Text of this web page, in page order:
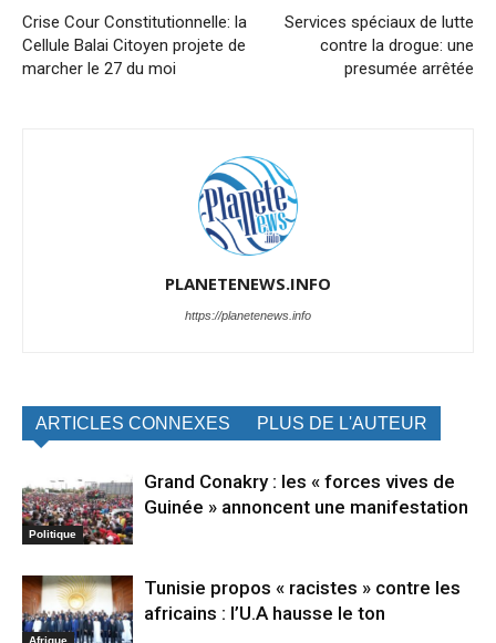
Crise Cour Constitutionnelle: la
Cellule Balai Citoyen projete de
marcher le 27 du moi
Services spéciaux de lutte
contre la drogue: une
presumée arrêtée
PLANETENEWS.INFO
https://planetenews.info
ARTICLES CONNEXES PLUS DE L'AUTEUR
Politique
Grand Conakry : les « forces vives de
Guinée » annoncent une manifestation
Tunisie propos « racistes » contre les
africains : l’U.A hausse le ton